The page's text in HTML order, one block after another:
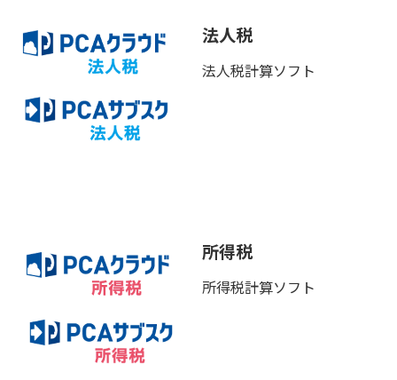
法人税
法人税計算ソフト
所得税
所得税計算ソフト